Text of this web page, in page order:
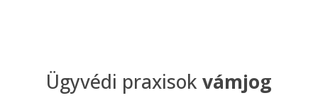
Ügyvédi praxisok vámjog